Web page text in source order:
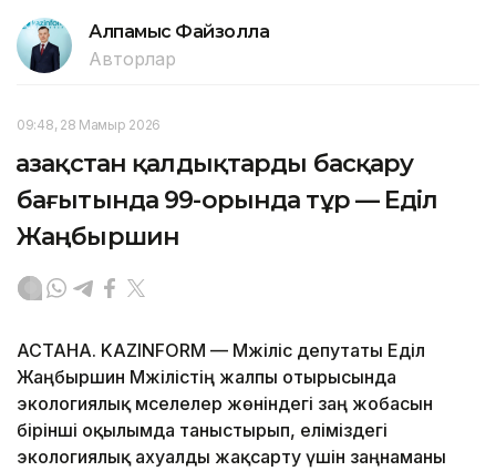
Алпамыс Файзолла
Авторлар
09:48, 28 Мамыр 2026
Қазақстан қалдықтарды басқару
бағытында 99-орында тұр — Еділ
Жаңбыршин
АСТАНА. KAZINFORM — Мәжіліс депутаты Еділ
Жаңбыршин Мәжілістің жалпы отырысында
экологиялық мәселелер жөніндегі заң жобасын
бірінші оқылымда таныстырып, еліміздегі
экологиялық ахуалды жақсарту үшін заңнаманы